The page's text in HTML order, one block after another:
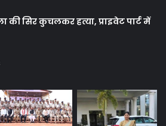
की सिर कुचलकर हत्या, प्राइवेट पार्ट में